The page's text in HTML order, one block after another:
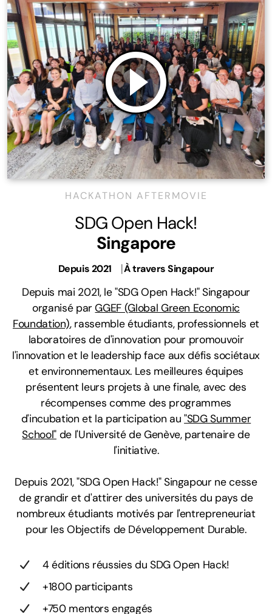
HACKATHON AFTERMOVIE
SDG Open Hack!
Singapore
Depuis 2021 ⎹À travers Singapour
Depuis mai 2021, le "SDG Open Hack!" Singapour
organisé parGGEF (Global Green Economic
Foundation), rassemble étudiants, professionnels et
laboratoires de d'innovation pour promouvoir
l'innovation et le leadership face aux défis sociétaux
et environnementaux. Les meilleures équipes
présentent leurs projets à une finale, avec des
récompenses comme des programmes
d'incubation et la participation au"SDG Summer
School"de l'Université de Genève, partenaire de
l'initiative.
Depuis 2021, "SDG Open Hack!" Singapour ne cesse
de grandir et d'attirer des universités du paysde
nombreux étudiants motivés par l'entrepreneuriat
pour les Objectifs de Développement Durable.
4 éditions réussies du SDG Open Hack!
+1800 participants
+750 mentors engagés